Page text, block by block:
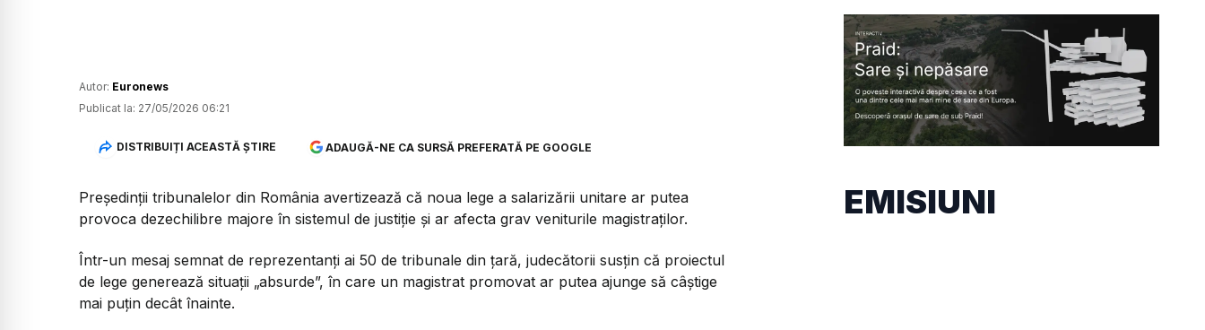
Autor: Euronews
Publicat la: 27/05/2026 06:21
DISTRIBUIȚI ACEASTĂ ȘTIRE ADAUGĂ-NE CA SURSĂ PREFERATĂ PE GOOGLE
Președinții tribunalelor din România avertizează că noua lege a salarizării unitare ar putea
provoca dezechilibre majore în sistemul de justiție și ar afecta grav veniturile magistraților.
Într-un mesaj semnat de reprezentanți ai 50 de tribunale din țară, judecătorii susțin că proiectul
de lege generează situații „absurde”, în care un magistrat promovat ar putea ajunge să câștige
mai puțin decât înainte.
EMISIUNI